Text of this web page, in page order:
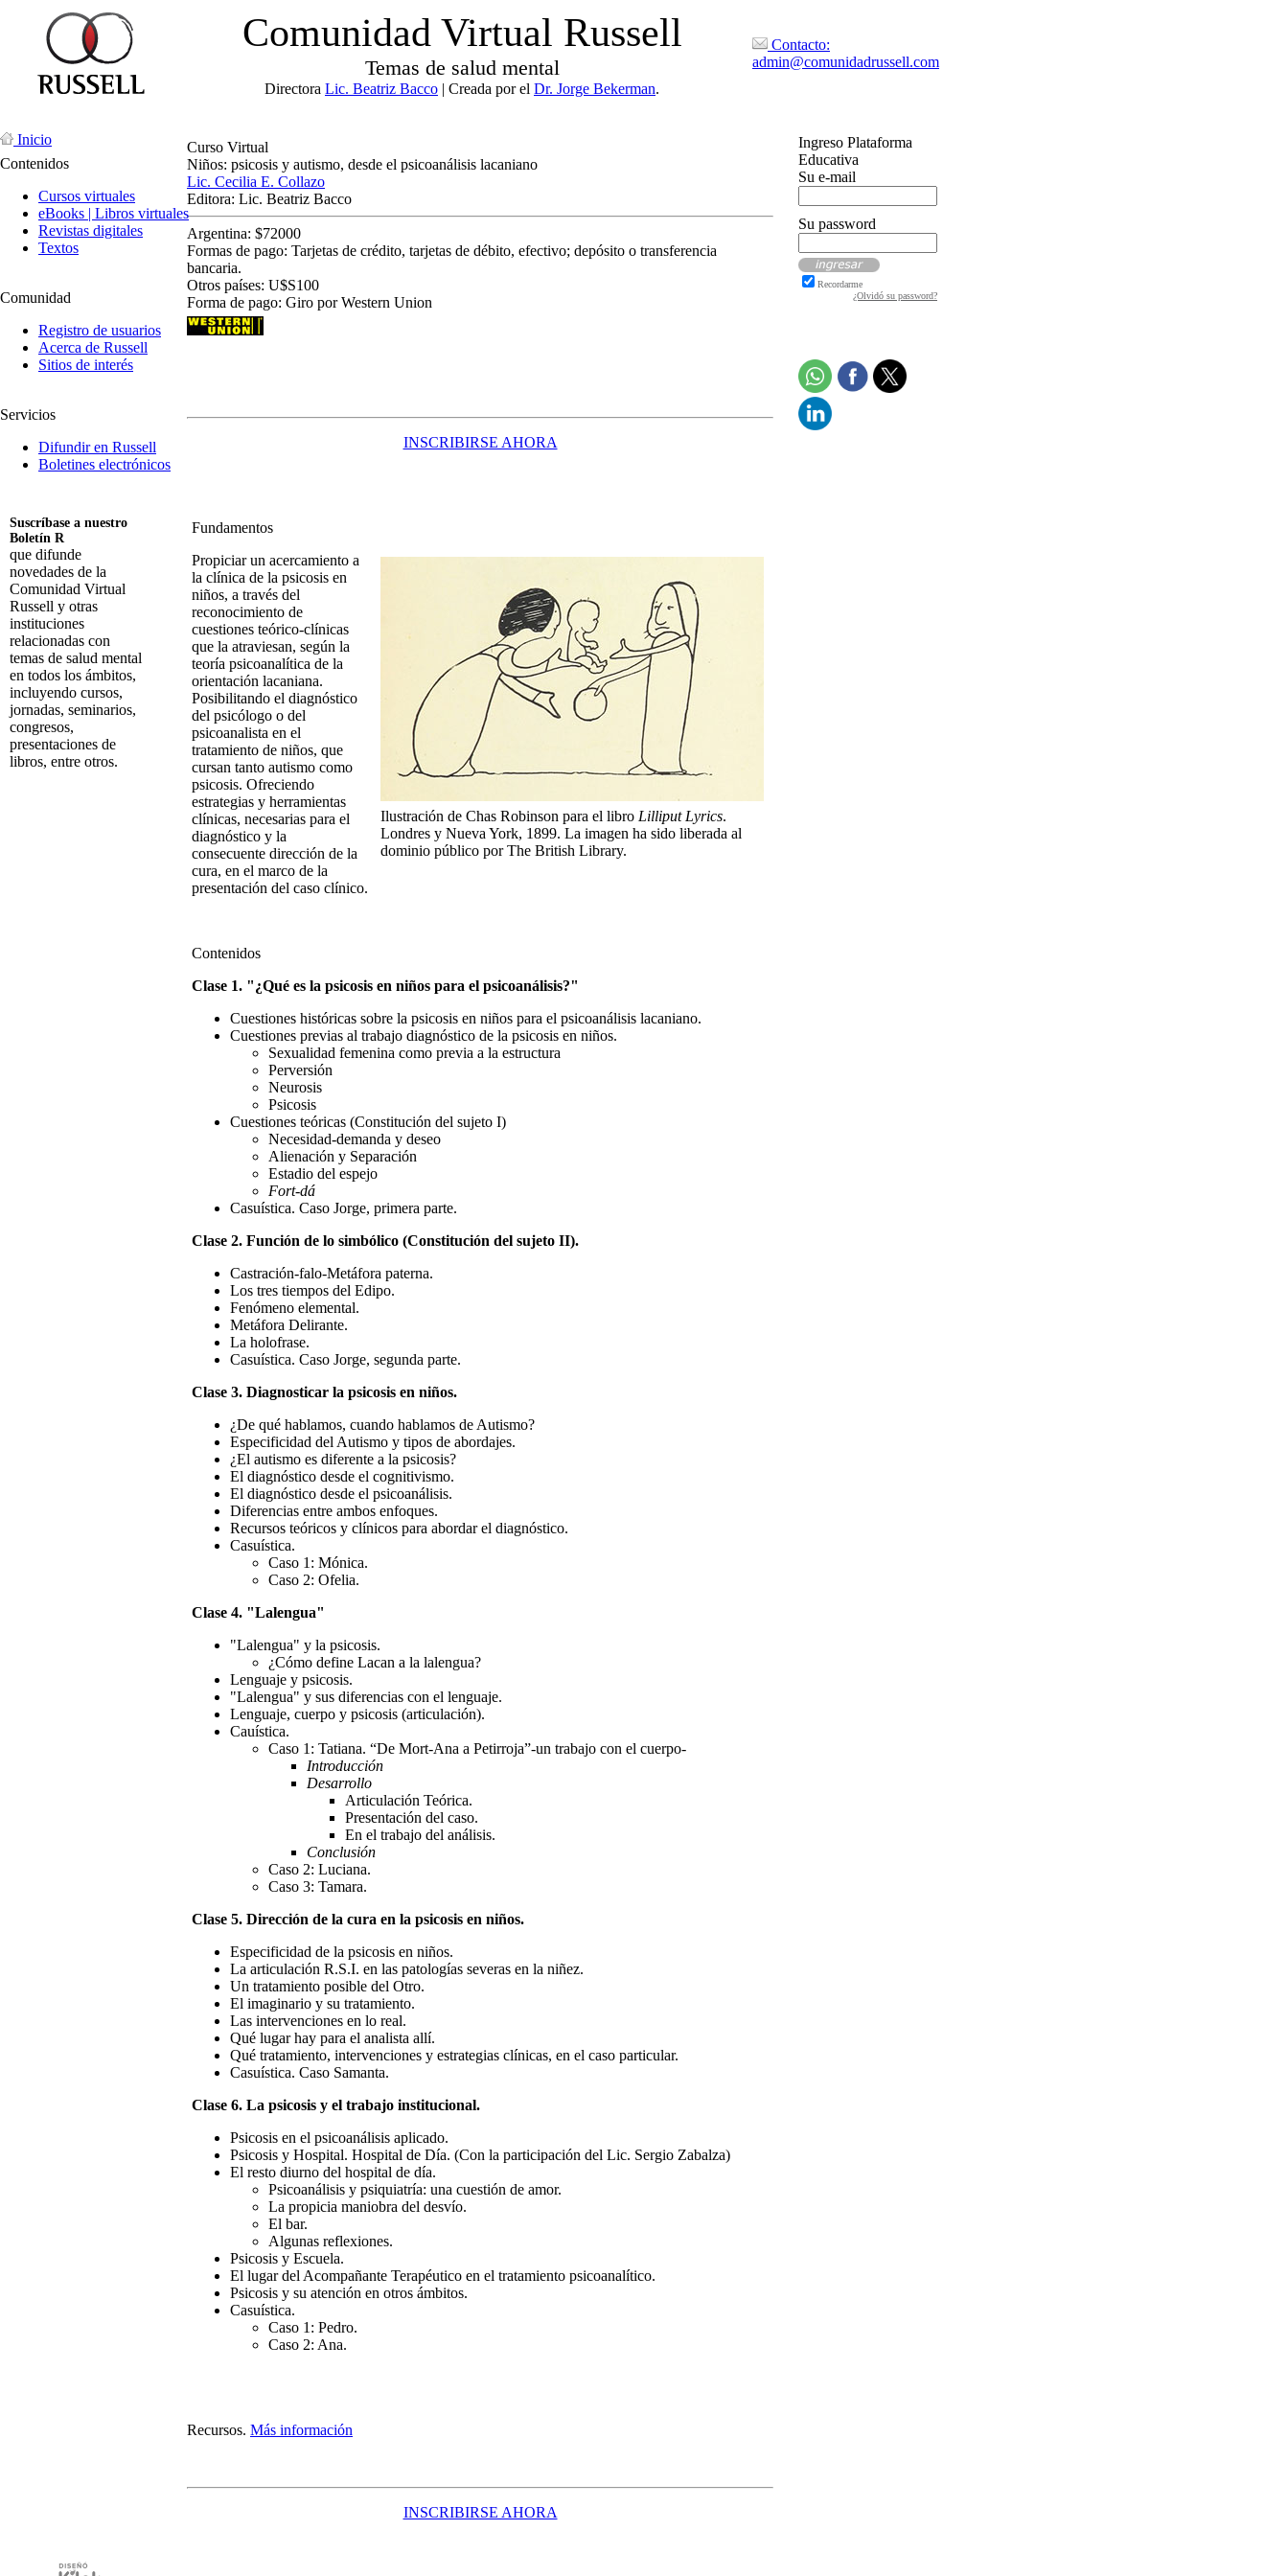
Comunidad Virtual Russell
Temas de salud mental
Directora Lic. Beatriz Bacco | Creada por el Dr. Jorge Bekerman.
Contacto:
admin@comunidadrussell.com
Inicio
Contenidos
Cursos virtuales
eBooks | Libros virtuales
Revistas digitales
Textos
Comunidad
Registro de usuarios
Acerca de Russell
Sitios de interés
Servicios
Difundir en Russell
Boletines electrónicos
Suscríbase a nuestro
Boletín R
que difunde
novedades de la
Comunidad Virtual
Russell y otras
instituciones
relacionadas con
temas de salud mental
en todos los ámbitos,
incluyendo cursos,
jornadas, seminarios,
congresos,
presentaciones de
libros, entre otros.
Curso Virtual
Niños: psicosis y autismo, desde el psicoanálisis lacaniano
Lic. Cecilia E. Collazo
Editora: Lic. Beatriz Bacco
Argentina: $72000
Formas de pago: Tarjetas de crédito, tarjetas de débito, efectivo; depósito o transferencia
bancaria.
Otros países: U$S100
Forma de pago: Giro por Western Union
INSCRIBIRSE AHORA
Fundamentos
Ilustración de Chas Robinson para el libro Lilliput Lyrics.
Londres y Nueva York, 1899. La imagen ha sido liberada al
dominio público por The British Library.
Propiciar un acercamiento a
la clínica de la psicosis en
niños, a través del
reconocimiento de
cuestiones teórico-clínicas
que la atraviesan, según la
teoría psicoanalítica de la
orientación lacaniana.
Posibilitando el diagnóstico
del psicólogo o del
psicoanalista en el
tratamiento de niños, que
cursan tanto autismo como
psicosis. Ofreciendo
estrategias y herramientas
clínicas, necesarias para el
diagnóstico y la
consecuente dirección de la
cura, en el marco de la
presentación del caso clínico.
Contenidos
Clase 1. "¿Qué es la psicosis en niños para el psicoanálisis?"
Cuestiones históricas sobre la psicosis en niños para el psicoanálisis lacaniano.
Cuestiones previas al trabajo diagnóstico de la psicosis en niños.
Sexualidad femenina como previa a la estructura
Perversión
Neurosis
Psicosis
Cuestiones teóricas (Constitución del sujeto I)
Necesidad-demanda y deseo
Alienación y Separación
Estadio del espejo
Fort-dá
Casuística. Caso Jorge, primera parte.
Clase 2. Función de lo simbólico (Constitución del sujeto II).
Castración-falo-Metáfora paterna.
Los tres tiempos del Edipo.
Fenómeno elemental.
Metáfora Delirante.
La holofrase.
Casuística. Caso Jorge, segunda parte.
Clase 3. Diagnosticar la psicosis en niños.
¿De qué hablamos, cuando hablamos de Autismo?
Especificidad del Autismo y tipos de abordajes.
¿El autismo es diferente a la psicosis?
El diagnóstico desde el cognitivismo.
El diagnóstico desde el psicoanálisis.
Diferencias entre ambos enfoques.
Recursos teóricos y clínicos para abordar el diagnóstico.
Casuística.
Caso 1: Mónica.
Caso 2: Ofelia.
Clase 4. "Lalengua"
"Lalengua" y la psicosis.
¿Cómo define Lacan a la lalengua?
Lenguaje y psicosis.
"Lalengua" y sus diferencias con el lenguaje.
Lenguaje, cuerpo y psicosis (articulación).
Cauística.
Caso 1: Tatiana. “De Mort-Ana a Petirroja”-un trabajo con el cuerpo-
Introducción
Desarrollo
Articulación Teórica.
Presentación del caso.
En el trabajo del análisis.
Conclusión
Caso 2: Luciana.
Caso 3: Tamara.
Clase 5. Dirección de la cura en la psicosis en niños.
Especificidad de la psicosis en niños.
La articulación R.S.I. en las patologías severas en la niñez.
Un tratamiento posible del Otro.
El imaginario y su tratamiento.
Las intervenciones en lo real.
Qué lugar hay para el analista allí.
Qué tratamiento, intervenciones y estrategias clínicas, en el caso particular.
Casuística. Caso Samanta.
Clase 6. La psicosis y el trabajo institucional.
Psicosis en el psicoanálisis aplicado.
Psicosis y Hospital. Hospital de Día. (Con la participación del Lic. Sergio Zabalza)
El resto diurno del hospital de día.
Psicoanálisis y psiquiatría: una cuestión de amor.
La propicia maniobra del desvío.
El bar.
Algunas reflexiones.
Psicosis y Escuela.
El lugar del Acompañante Terapéutico en el tratamiento psicoanalítico.
Psicosis y su atención en otros ámbitos.
Casuística.
Caso 1: Pedro.
Caso 2: Ana.
Recursos. Más información
INSCRIBIRSE AHORA
Ingreso Plataforma
Educativa
Su e-mail
Su password
Recordarme
¿Olvidó su password?